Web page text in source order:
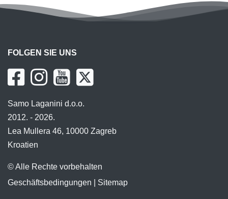
FOLGEN SIE UNS
Samo Laganini d.o.o.
2012. - 2026.
Lea Mullera 46, 10000 Zagreb
Kroatien
© Alle Rechte vorbehalten
Geschäftsbedingungen
Sitemap